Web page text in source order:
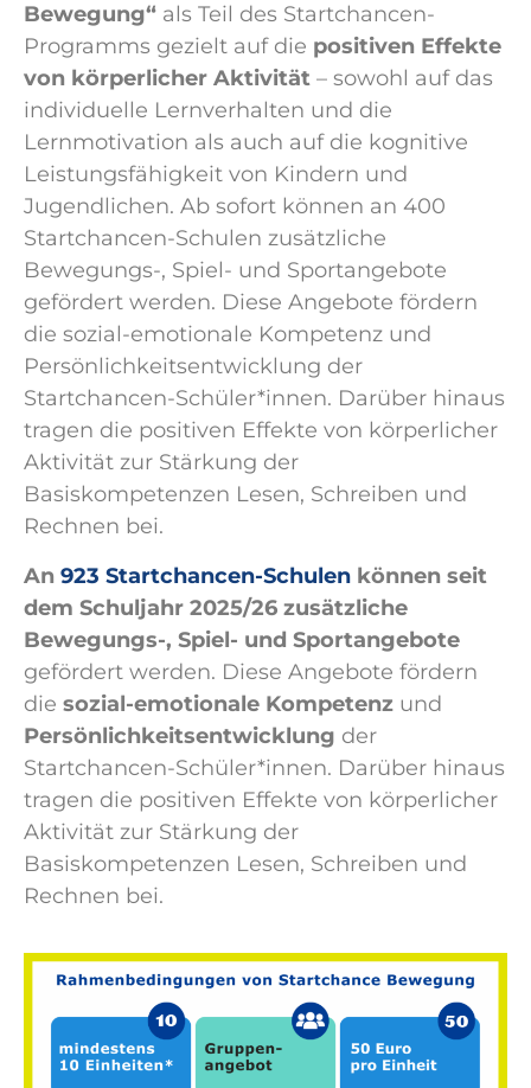
Bewegung“ als Teil des Startchancen-
Programms gezielt auf die positiven Effekte
von körperlicher Aktivität – sowohl auf das
individuelle Lernverhalten und die
Lernmotivation als auch auf die kognitive
Leistungsfähigkeit von Kindern und
Jugendlichen. Ab sofort können an 400
Startchancen-Schulen zusätzliche
Bewegungs-, Spiel- und Sportangebote
gefördert werden. Diese Angebote fördern
die sozial-emotionale Kompetenz und
Persönlichkeitsentwicklung der
Startchancen-Schüler*innen. Darüber hinaus
tragen die positiven Effekte von körperlicher
Aktivität zur Stärkung der
Basiskompetenzen Lesen, Schreiben und
Rechnen bei.
An 923 Startchancen-Schulen können seit
dem Schuljahr 2025/26 zusätzliche
Bewegungs-, Spiel- und Sportangebote
gefördert werden. Diese Angebote fördern
die sozial-emotionale Kompetenz und
Persönlichkeitsentwicklung der
Startchancen-Schüler*innen. Darüber hinaus
tragen die positiven Effekte von körperlicher
Aktivität zur Stärkung der
Basiskompetenzen Lesen, Schreiben und
Rechnen bei.